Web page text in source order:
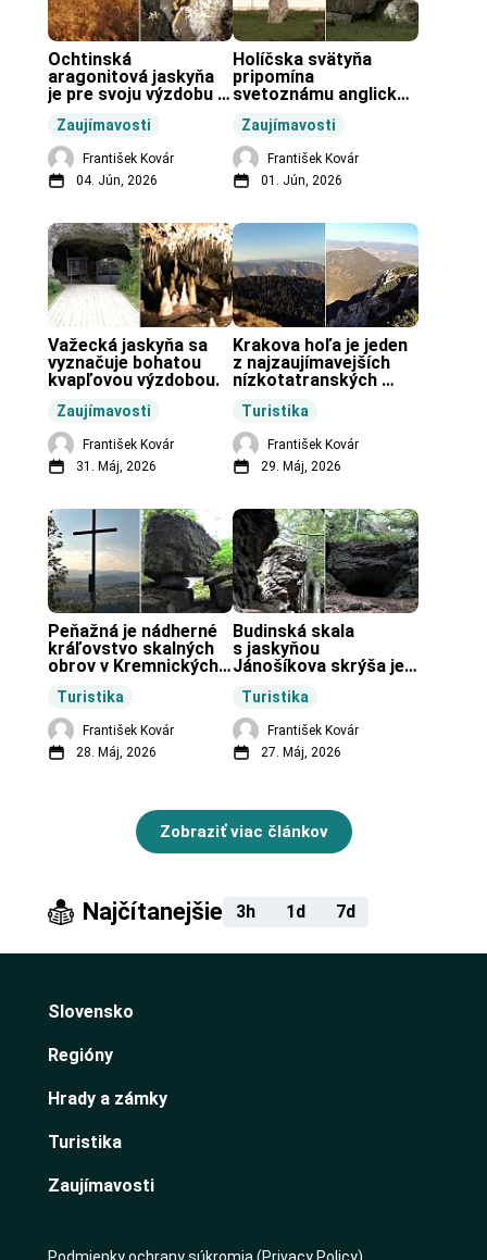
Zaujímavosti
Ochtinská
aragonitová jaskyňa
je pre svoju výzdobu
vo svete.
František Kovár
04. Jún, 2026
Zaujímavosti
Holíčska svätyňa
pripomína
svetoznámu anglickú
František Kovár
01. Jún, 2026
Zaujímavosti
Važecká jaskyňa sa
vyznačuje bohatou
kvapľovou výzdobou.
František Kovár
31. Máj, 2026
Turistika
Krakova hoľa je jeden
z najzaujímavejších
nízkotatranských
František Kovár
29. Máj, 2026
Turistika
Peňažná je nádherné
kráľovstvo skalných
obrov v Kremnických
František Kovár
28. Máj, 2026
Turistika
Budinská skala
s jaskyňou
Jánošíkova skrýša je
obci Budiná.
František Kovár
27. Máj, 2026
Zobraziť viac článkov
Najčítanejšie 3h 1d 7d
Slovensko
Regióny
Hrady a zámky
Turistika
Zaujímavosti
Podmienky ochrany súkromia (Privacy Policy)